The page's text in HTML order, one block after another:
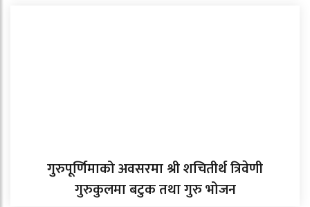
गुरुपूर्णिमाको अवसरमा श्री शचितीर्थ त्रिवेणी
गुरुकुलमा बटुक तथा गुरु भोजन